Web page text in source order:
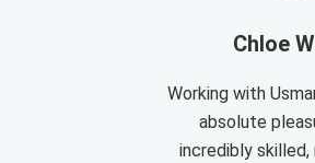
Chloe
Working with
absolute
incredibly skilled,